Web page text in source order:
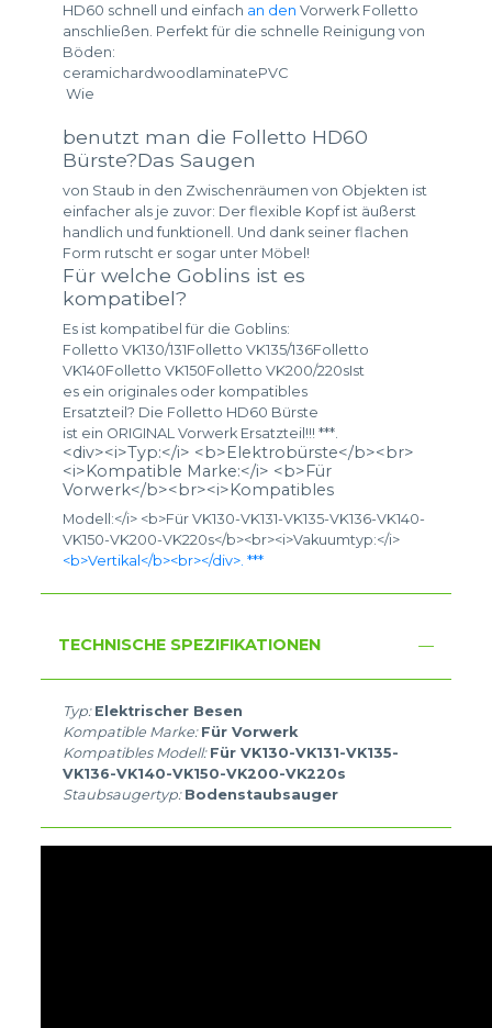
HD60 schnell und einfach an den Vorwerk Folletto
anschließen. Perfekt für die schnelle Reinigung von
Böden:
ceramichardwoodlaminatePVC
Wie
benutzt man die Folletto HD60
Bürste?Das Saugen
von Staub in den Zwischenräumen von Objekten ist
einfacher als je zuvor: Der flexible Kopf ist äußerst
handlich und funktionell. Und dank seiner flachen
Form rutscht er sogar unter Möbel!
Für welche Goblins ist es
kompatibel?
Es ist kompatibel für die Goblins:
Folletto VK130/131Folletto VK135/136Folletto
VK140Folletto VK150Folletto VK200/220sIst
es ein originales oder kompatibles
Ersatzteil? Die Folletto HD60 Bürste
ist ein ORIGINAL Vorwerk Ersatzteil!!! ***.
<div><i>Typ:</i> <b>Elektrobürste</b><br>
<i>Kompatible Marke:</i> <b>Für
Vorwerk</b><br><i>Kompatibles
Modell:</i> <b>Für VK130-VK131-VK135-VK136-VK140-
VK150-VK200-VK220s</b><br><i>Vakuumtyp:</i>
<b>Vertikal</b><br></div>. ***
TECHNISCHE SPEZIFIKATIONEN
Typ: Elektrischer Besen
Kompatible Marke: Für Vorwerk
Kompatibles Modell: Für VK130-VK131-VK135-
VK136-VK140-VK150-VK200-VK220s
Staubsaugertyp: Bodenstaubsauger